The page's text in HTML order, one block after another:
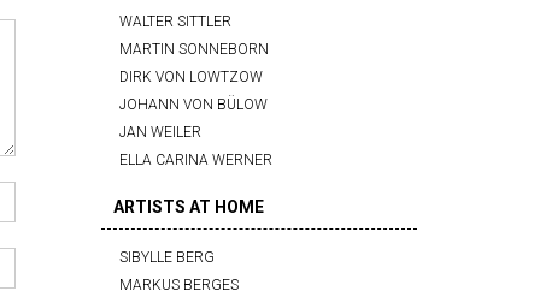
WALTER SITTLER
MARTIN SONNEBORN
DIRK VON LOWTZOW
JOHANN VON BÜLOW
JAN WEILER
ELLA CARINA WERNER
ARTISTS AT HOME
SIBYLLE BERG
MARKUS BERGES